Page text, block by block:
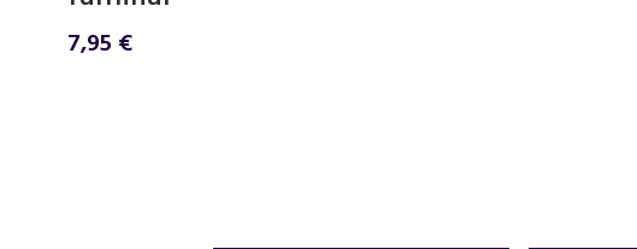
7,95 €